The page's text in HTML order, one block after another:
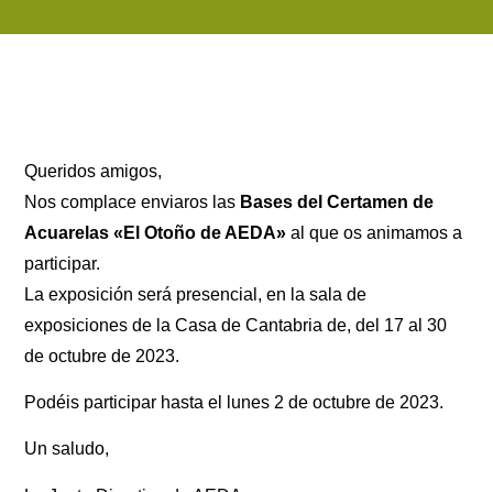
Queridos amigos,
Nos complace enviaros las Bases del Certamen de
Acuarelas «El Otoño de AEDA» al que os animamos a
participar.
La exposición será presencial, en la sala de
exposiciones de la Casa de Cantabria de, del 17 al 30
de octubre de 2023.
Podéis participar hasta el lunes 2 de octubre de 2023.
Un saludo,